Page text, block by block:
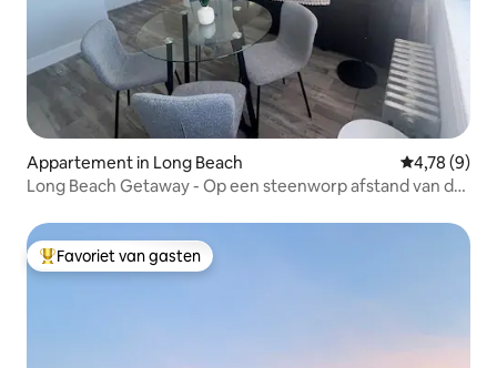
Appartement in Long Beach
4,78 (9)
Long Beach Getaway - Op een steenworp afstand van de
Topfavoriet van gasten
Favoriet van gasten